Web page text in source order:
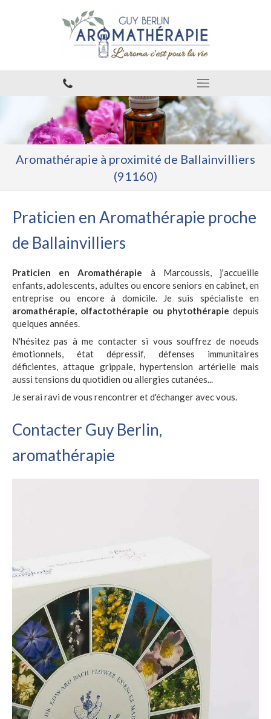
Aromathérapie à proximité de Ballainvilliers
(91160)
Praticien en Aromathérapie proche
de Ballainvilliers
Praticien en Aromathérapie à Marcoussis, j'accueille
enfants, adolescents, adultes ou encore seniors en cabinet, en
entreprise ou encore à domicile. Je suis spécialiste en
aromathérapie, olfactothérapie ou phytothérapie depuis
quelques années.
N'hésitez pas à me contacter si vous souffrez de noeuds
émotionnels, état dépressif, défenses immunitaires
déficientes, attaque grippale, hypertension artérielle mais
aussi tensions du quotidien ou allergies cutanées...
Je serai ravi de vous rencontrer et d'échanger avec vous.
Contacter Guy Berlin,
aromathérapie